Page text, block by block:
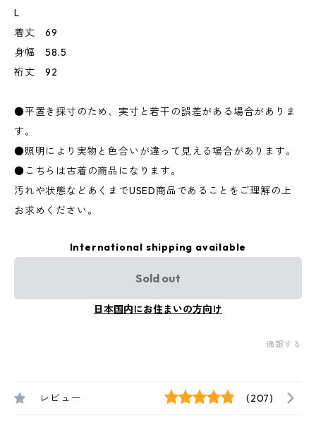
L
着丈 69
身幅 58.5
裄丈 92
●平置き採寸のため、実寸と若干の誤差がある場合がありま
す。
●照明により実物と色合いが違って見える場合があります。
●こちらは古着の商品になります。
汚れや状態などあくまでUSED商品であることをご理解の上
お求めください。
International shipping available
Sold out
日本国内にお住まいの方向け
通報する
レビュー (207)